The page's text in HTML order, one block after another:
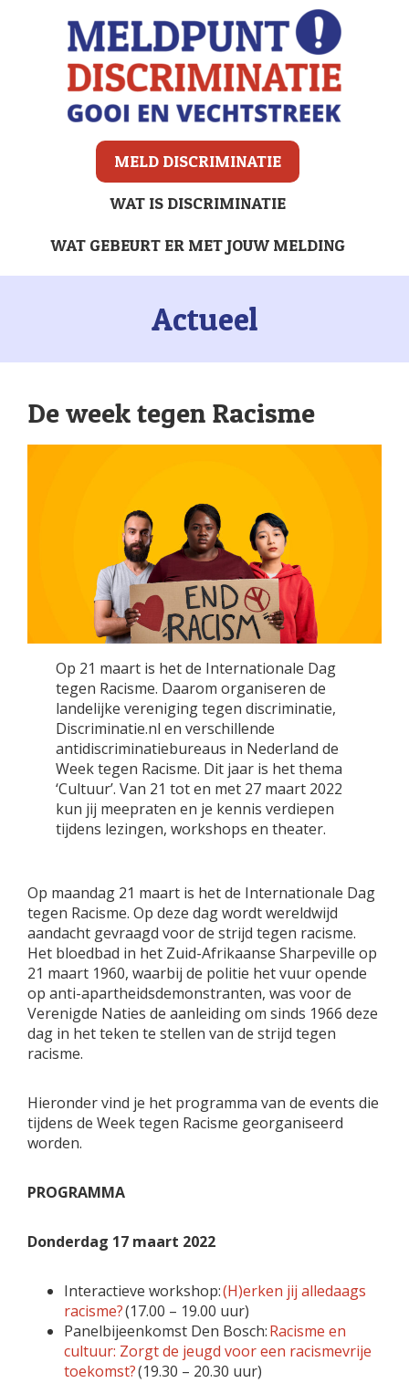
MELD DISCRIMINATIE
WAT IS DISCRIMINATIE
WAT GEBEURT ER MET JOUW MELDING
Actueel
De week tegen Racisme
Op 21 maart is het de Internationale Dag
tegen Racisme. Daarom organiseren de
landelijke vereniging tegen discriminatie,
Discriminatie.nl en verschillende
antidiscriminatiebureaus in Nederland de
Week tegen Racisme. Dit jaar is het thema
‘Cultuur’. Van 21 tot en met 27 maart 2022
kun jij meepraten en je kennis verdiepen
tijdens lezingen, workshops en theater.
Op maandag 21 maart is het de Internationale Dag
tegen Racisme. Op deze dag wordt wereldwijd
aandacht gevraagd voor de strijd tegen racisme.
Het bloedbad in het Zuid-Afrikaanse Sharpeville op
21 maart 1960, waarbij de politie het vuur opende
op anti-apartheidsdemonstranten, was voor de
Verenigde Naties de aanleiding om sinds 1966 deze
dag in het teken te stellen van de strijd tegen
racisme.
Hieronder vind je het programma van de events die
tijdens de Week tegen Racisme georganiseerd
worden.
PROGRAMMA
Donderdag 17 maart 2022
Interactieve workshop:(H)erken jij alledaags
racisme?(17.00 – 19.00 uur)
Panelbijeenkomst Den Bosch:Racisme en
cultuur: Zorgt de jeugd voor een racismevrije
toekomst?(19.30 – 20.30 uur)